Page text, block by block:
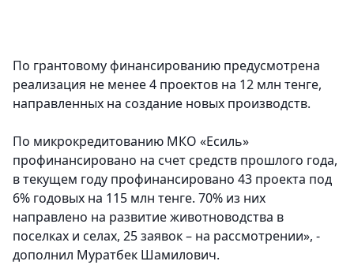
По грантовому финансированию предусмотрена
реализация не менее 4 проектов на 12 млн тенге,
направленных на создание новых производств.
По микрокредитованию МКО «Есиль»
профинансировано на счет средств прошлого года,
в текущем году профинансировано 43 проекта под
6% годовых на 115 млн тенге. 70% из них
направлено на развитие животноводства в
поселках и селах, 25 заявок – на рассмотрении», -
дополнил Муратбек Шамилович.